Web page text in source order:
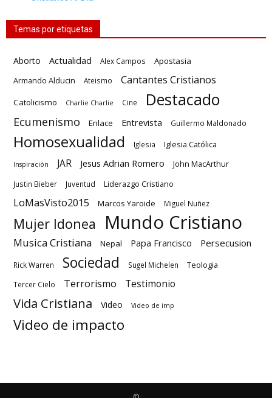
Temas por etiquetas
Aborto Actualidad Alex Campos
Apostasia
Armando Alducin
Ateismo Cantantes Cristianos
Catolicismo Charlie Charlie Cine Destacado
Ecumenismo Enlace Entrevista Guillermo Maldonado
Homosexualidad Iglesia Iglesia Católica
Inspiración JAR Jesus Adrian Romero John MacArthur
Justin Bieber Juventud Liderazgo Cristiano
LoMasVisto2015 Marcos Yaroide Miguel Nuñez
Mujer Idonea Mundo Cristiano
Musica Cristiana Nepal Papa Francisco Persecusion
Rick Warren Sociedad Sugel Michelen Teologia
Tercer Cielo Terrorismo Testimonio
Vida Cristiana Video Video de imp
Video de impacto